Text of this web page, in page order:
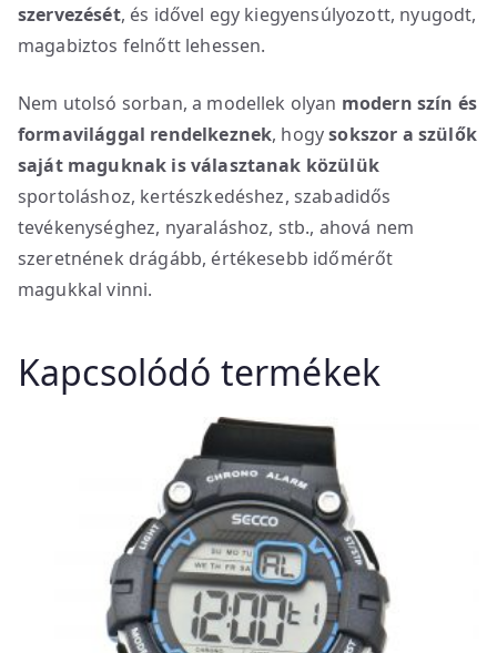
szervezését, és idővel egy kiegyensúlyozott, nyugodt,
magabiztos felnőtt lehessen.
Nem utolsó sorban, a modellek olyan modern szín és
formavilággal rendelkeznek, hogysokszor a szülők
saját maguknak is választanak közülük
sportoláshoz, kertészkedéshez, szabadidős
tevékenységhez, nyaraláshoz, stb., ahová nem
szeretnének drágább, értékesebb időmérőt
magukkal vinni.
Kapcsolódó termékek